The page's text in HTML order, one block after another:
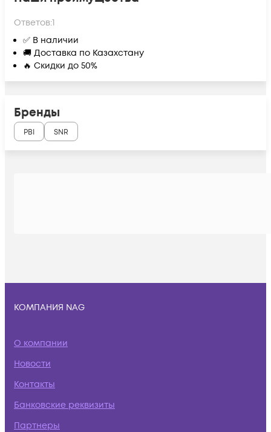
Ответов:1
✅ В наличии
🚚 Доставка по Казахстану
🔥 Скидки до 50%
Бренды
PBI SNR
КОМПАНИЯ NAG
О компании
Новости
Контакты
Банковские реквизиты
Партнеры